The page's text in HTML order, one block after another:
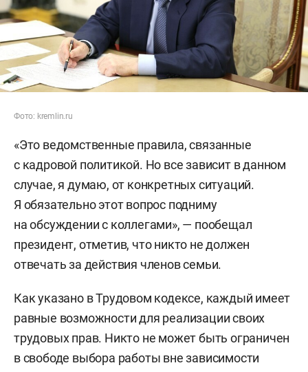
Фото: kremlin.ru
«Это ведомственные правила, связанные
с кадровой политикой. Но все зависит в данном
случае, я думаю, от конкретных ситуаций.
Я обязательно этот вопрос подниму
на обсуждении с коллегами», — пообещал
президент, отметив, что никто не должен
отвечать за действия членов семьи.
Как указано в Трудовом кодексе, каждый имеет
равные возможности для реализации своих
трудовых прав. Никто не может быть ограничен
в свободе выбора работы вне зависимости